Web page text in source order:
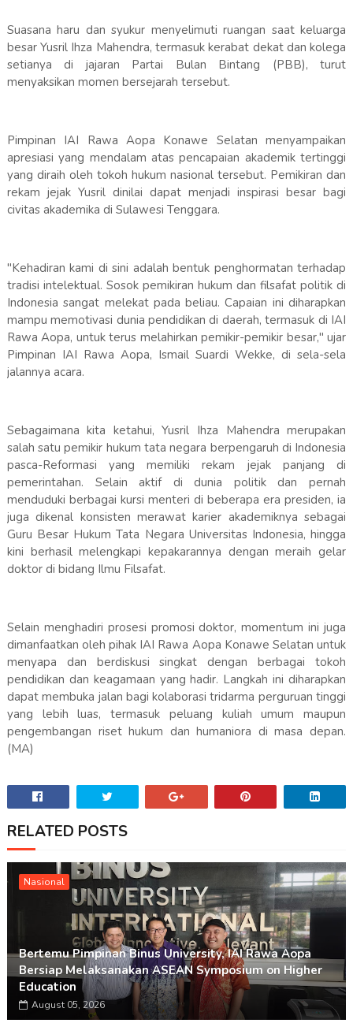
Suasana haru dan syukur menyelimuti ruangan saat keluarga
besar Yusril Ihza Mahendra, termasuk kerabat dekat dan kolega
setianya di jajaran Partai Bulan Bintang (PBB), turut
menyaksikan momen bersejarah tersebut.
Pimpinan IAI Rawa Aopa Konawe Selatan menyampaikan
apresiasi yang mendalam atas pencapaian akademik tertinggi
yang diraih oleh tokoh hukum nasional tersebut. Pemikiran dan
rekam jejak Yusril dinilai dapat menjadi inspirasi besar bagi
civitas akademika di Sulawesi Tenggara.
"Kehadiran kami di sini adalah bentuk penghormatan terhadap
tradisi intelektual. Sosok pemikiran hukum dan filsafat politik di
Indonesia sangat melekat pada beliau. Capaian ini diharapkan
mampu memotivasi dunia pendidikan di daerah, termasuk di IAI
Rawa Aopa, untuk terus melahirkan pemikir-pemikir besar," ujar
Pimpinan IAI Rawa Aopa, Ismail Suardi Wekke, di sela-sela
jalannya acara.
Sebagaimana kita ketahui, Yusril Ihza Mahendra merupakan
salah satu pemikir hukum tata negara berpengaruh di Indonesia
pasca-Reformasi yang memiliki rekam jejak panjang di
pemerintahan. Selain aktif di dunia politik dan pernah
menduduki berbagai kursi menteri di beberapa era presiden, ia
juga dikenal konsisten merawat karier akademiknya sebagai
Guru Besar Hukum Tata Negara Universitas Indonesia, hingga
kini berhasil melengkapi kepakarannya dengan meraih gelar
doktor di bidang Ilmu Filsafat.
Selain menghadiri prosesi promosi doktor, momentum ini juga
dimanfaatkan oleh pihak IAI Rawa Aopa Konawe Selatan untuk
menyapa dan berdiskusi singkat dengan berbagai tokoh
pendidikan dan keagamaan yang hadir. Langkah ini diharapkan
dapat membuka jalan bagi kolaborasi tridarma perguruan tinggi
yang lebih luas, termasuk peluang kuliah umum maupun
pengembangan riset hukum dan humaniora di masa depan.
(MA)
RELATED POSTS
Nasional
Bertemu Pimpinan Binus University, IAI Rawa Aopa
Bersiap Melaksanakan ASEAN Symposium on Higher
Education
August 05, 2026